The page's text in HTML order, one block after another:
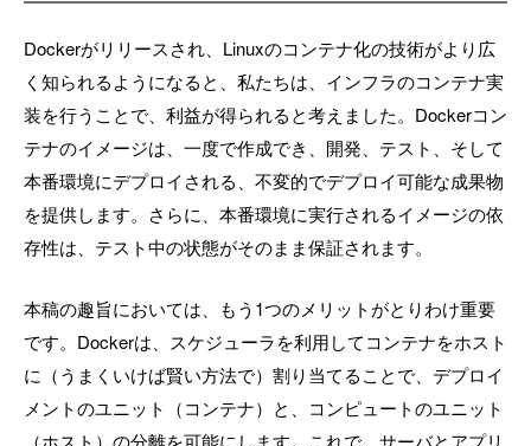
Dockerがリリースされ、Linuxのコンテナ化の技術がより広
く知られるようになると、私たちは、インフラのコンテナ実
装を行うことで、利益が得られると考えました。Dockerコン
テナのイメージは、一度で作成でき、開発、テスト、そして
本番環境にデプロイされる、不変的でデプロイ可能な成果物
を提供します。さらに、本番環境に実行されるイメージの依
存性は、テスト中の状態がそのまま保証されます。
本稿の趣旨においては、もう1つのメリットがとりわけ重要
です。Dockerは、スケジューラを利用してコンテナをホスト
に（うまくいけば賢い方法で）割り当てることで、デプロイ
メントのユニット（コンテナ）と、コンピュートのユニット
（ホスト）の分離を可能にします。これで、サーバとアプリ